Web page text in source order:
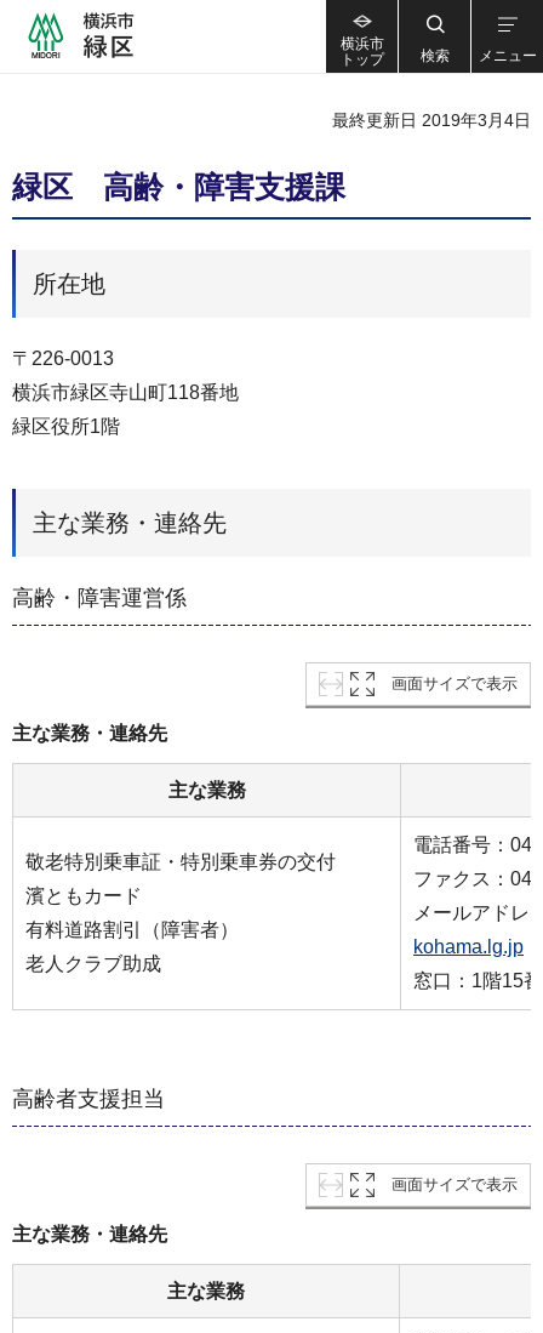
横浜市
トップ
検索 メニュー
最終更新日 2019年3月4日
緑区 高齢・障害支援課
所在地
〒226-0013
横浜市緑区寺山町118番地
緑区役所1階
主な業務・連絡先
高齢・障害運営係
画面サイズで表示
主な業務・連絡先
主な業務
敬老特別乗車証・特別乗車券の交付
濱ともカード
有料道路割引（障害者）
老人クラブ助成
電話番号：
ファクス：
メールアドレ
kohama.lg.jp
窓口：1階15
高齢者支援担当
画面サイズで表示
主な業務・連絡先
主な業務